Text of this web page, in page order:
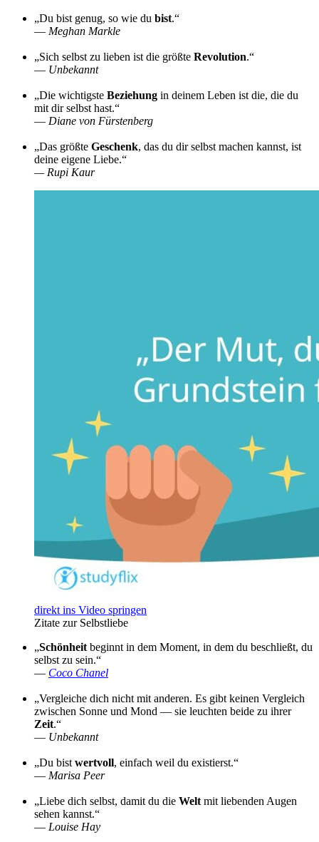
„Du bist genug, so wie du bist.“
— Meghan Markle
„Sich selbst zu lieben ist die größte Revolution.“
— Unbekannt
„Die wichtigste Beziehung in deinem Leben ist die, die du
mit dir selbst hast.“
— Diane von Fürstenberg
„Das größte Geschenk, das du dir selbst machen kannst, ist
deine eigene Liebe.“
—Rupi Kaur
direkt ins Video springen
Zitate zur Selbstliebe
„Schönheitbeginnt in dem Moment, in dem du beschließt, du
selbst zu sein.“
— Coco Chanel
„Vergleiche dich nicht mit anderen. Es gibt keinen Vergleich
zwischen Sonne und Mond — sie leuchten beide zu ihrer
Zeit.“
— Unbekannt
„Du bistwertvoll, einfach weil du existierst.“
— Marisa Peer
„Liebe dich selbst, damit du die Weltmit liebenden Augen
sehen kannst.“
— Louise Hay